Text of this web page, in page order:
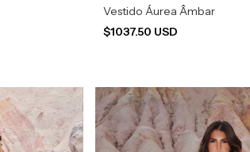
Vestido Áurea Âmbar
$1037.50 USD